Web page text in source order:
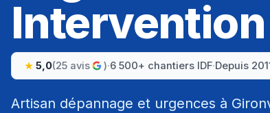
5,0(25 avis )·6 500+ chantiers IDF·Depuis
Artisan dépannage et urgences à